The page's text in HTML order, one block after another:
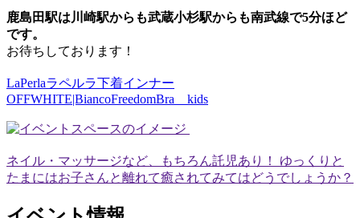
鹿島田駅は川崎駅からも武蔵小杉駅からも南武線で5分ほど
です。
お待ちしております！
LaPerlaラペルラ下着インナー
OFFWHITE|BiancoFreedomBra kids
ネイル・マッサージなど、もちろん託児あり！ ゆっくりと
たまにはお子さんと離れて癒されてみてはどうでしょうか？